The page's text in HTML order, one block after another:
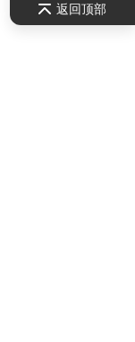
返回顶部